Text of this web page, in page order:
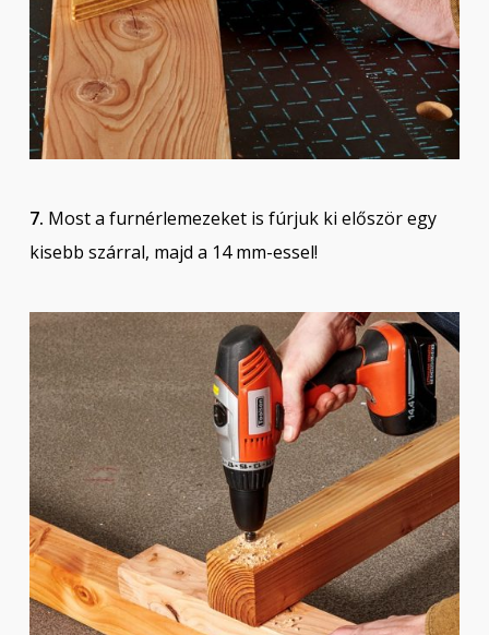
7. Most a furnérlemezeket is fúrjuk ki először egy
kisebb szárral, majd a 14 mm-essel!